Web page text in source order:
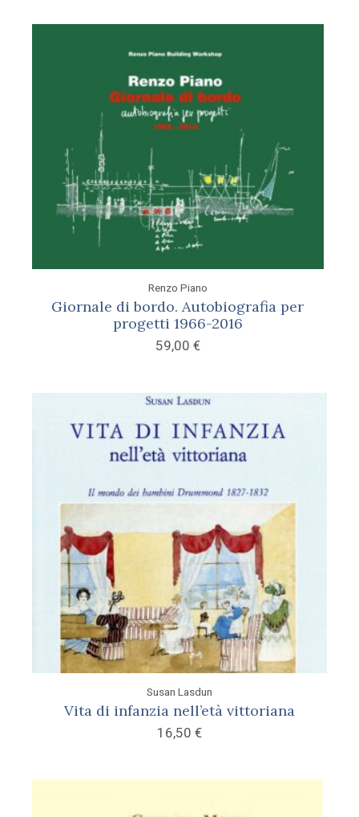
Renzo Piano
Giornale di bordo. Autobiografia per
progetti 1966-2016
59,00 €
Susan Lasdun
Vita di infanzia nell’età vittoriana
16,50 €